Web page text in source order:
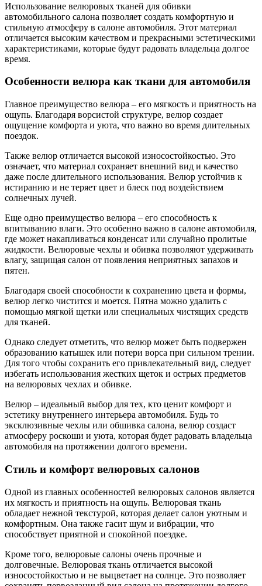
Использование велюровых тканей для обивки
автомобильного салона позволяет создать комфортную и
стильную атмосферу в салоне автомобиля. Этот материал
отличается высоким качеством и прекрасными эстетическими
характеристиками, которые будут радовать владельца долгое
время.
Особенности велюра как ткани для автомобиля
Главное преимущество велюра – его мягкость и приятность на
ощупь. Благодаря ворсистой структуре, велюр создает
ощущение комфорта и уюта, что важно во время длительных
поездок.
Также велюр отличается высокой износостойкостью. Это
означает, что материал сохраняет внешний вид и качество
даже после длительного использования. Велюр устойчив к
истиранию и не теряет цвет и блеск под воздействием
солнечных лучей.
Еще одно преимущество велюра – его способность к
впитыванию влаги. Это особенно важно в салоне автомобиля,
где может накапливаться конденсат или случайно пролитые
жидкости. Велюровые чехлы и обивка позволяют удерживать
влагу, защищая салон от появления неприятных запахов и
пятен.
Благодаря своей способности к сохранению цвета и формы,
велюр легко чистится и моется. Пятна можно удалить с
помощью мягкой щетки или специальных чистящих средств
для тканей.
Однако следует отметить, что велюр может быть подвержен
образованию катышек или потери ворса при сильном трении.
Для того чтобы сохранить его привлекательный вид, следует
избегать использования жестких щеток и острых предметов
на велюровых чехлах и обивке.
Велюр – идеальный выбор для тех, кто ценит комфорт и
эстетику внутреннего интерьера автомобиля. Будь то
эксклюзивные чехлы или обшивка салона, велюр создаст
атмосферу роскоши и уюта, которая будет радовать владельца
автомобиля на протяжении долгого времени.
Стиль и комфорт велюровых салонов
Одной из главных особенностей велюровых салонов является
их мягкость и приятность на ощупь. Велюровая ткань
обладает нежной текстурой, которая делает салон уютным и
комфортным. Она также гасит шум и вибрации, что
способствует приятной и спокойной поездке.
Кроме того, велюровые салоны очень прочные и
долговечные. Велюровая ткань отличается высокой
износостойкостью и не выцветает на солнце. Это позволяет